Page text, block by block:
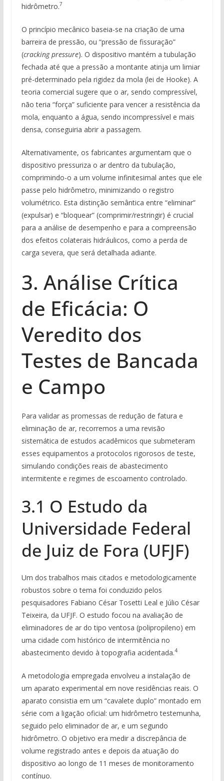
hidrômetro.7
O princípio mecânico baseia-se na criação de uma
barreira de pressão, ou “pressão de fissuração”
(cracking pressure). O dispositivo mantém a tubulação
fechada até que a pressão a montante atinja um limiar
pré-determinado pela rigidez da mola (lei de Hooke). A
teoria comercial sugere que o ar, sendo compressível,
não teria “força” suficiente para vencer a resistência da
mola, enquanto a água, sendo incompressível e mais
densa, conseguiria abrir a passagem.
Alternativamente, os fabricantes argumentam que o
dispositivo pressuriza o ar dentro da tubulação,
comprimindo-o a um volume infinitesimal antes que ele
passe pelo hidrômetro, minimizando o registro
volumétrico. Esta distinção semântica entre “eliminar”
(expulsar) e “bloquear” (comprimir/restringir) é crucial
para a análise de desempenho e para a compreensão
dos efeitos colaterais hidráulicos, como a perda de
carga severa, que será detalhada adiante.
3. Análise Crítica
de Eficácia: O
Veredito dos
Testes de Bancada
e Campo
Para validar as promessas de redução de fatura e
eliminação de ar, recorremos a uma revisão
sistemática de estudos acadêmicos que submeteram
esses equipamentos a protocolos rigorosos de teste,
simulando condições reais de abastecimento
intermitente e regimes de escoamento controlado.
3.1 O Estudo da
Universidade Federal
de Juiz de Fora (UFJF)
Um dos trabalhos mais citados e metodologicamente
robustos sobre o tema foi conduzido pelos
pesquisadores Fabiano César Tosetti Leal e Júlio César
Teixeira, da UFJF. O estudo focou na avaliação de
eliminadores de ar do tipo ventosa (polipropileno) em
uma cidade com histórico de intermitência no
abastecimento devido à topografia acidentada.4
A metodologia empregada envolveu a instalação de
um aparato experimental em nove residências reais. O
aparato consistia em um “cavalete duplo” montado em
série com a ligação oficial: um hidrômetro testemunha,
seguido pelo eliminador de ar, e um segundo
hidrômetro. O objetivo era medir a discrepância de
volume registrado antes e depois da atuação do
dispositivo ao longo de 11 meses de monitoramento
contínuo.